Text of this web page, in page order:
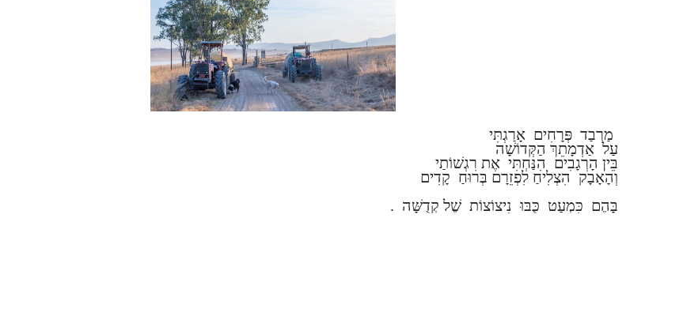
מַרְבַד פְּרָחִים אָרַגְתִּי
עַל אַדְמָתֵךְ הַקְּדוֹשָׁה
בֵּין הָרְגָבִים הִנַּחְתִּי אֶת רִגְשׁוֹתַי
וְהָאָבָק הִצְלִיחַ לִפְזֵרָם בְּרוּחַ קָדִים
בָּהֶם כִּמְעַט כֻּבּוּ נִיצוֹצוֹת שֶׁל קְדֻשָּׁה .